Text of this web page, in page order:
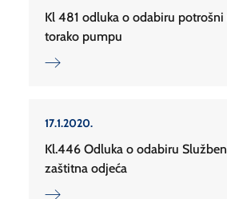
Kl 481 odluka o odabiru
torako pumpu
17.1.2020.
Kl.446 Odluka o odabiru
zaštitna odjeća